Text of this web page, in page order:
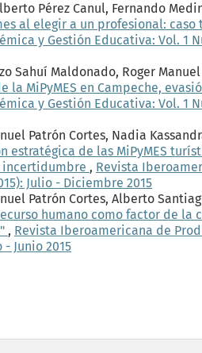
Pérez Canul, Fernando
al elegir a un profesional:
y Gestión Educativa: Vol. 1
Sahuí Maldonado, Roger
la MiPyMES en Campeche,
y Gestión Educativa: Vol. 1
Patrón Cortes, Nadia
estratégica de las MiPyMES
incertidumbre , Revista
Julio - Diciembre 2015
Patrón Cortes, Alberto
humano como factor de
, Revista Iberoamericana de
- Junio 2015